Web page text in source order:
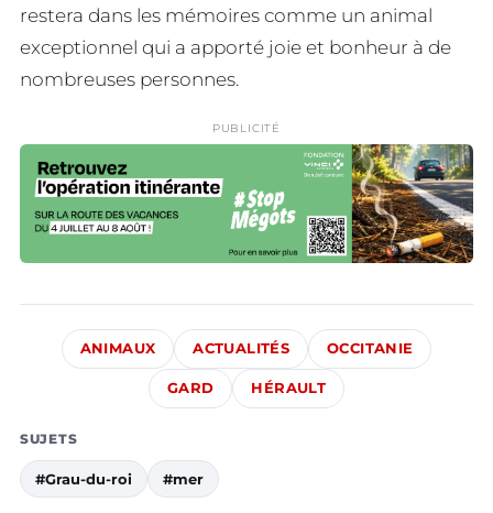
restera dans les mémoires comme un animal
exceptionnel qui a apporté joie et bonheur à de
nombreuses personnes.
PUBLICITÉ
ANIMAUX ACTUALITÉS OCCITANIE
GARD HÉRAULT
SUJETS
#Grau-du-roi #mer